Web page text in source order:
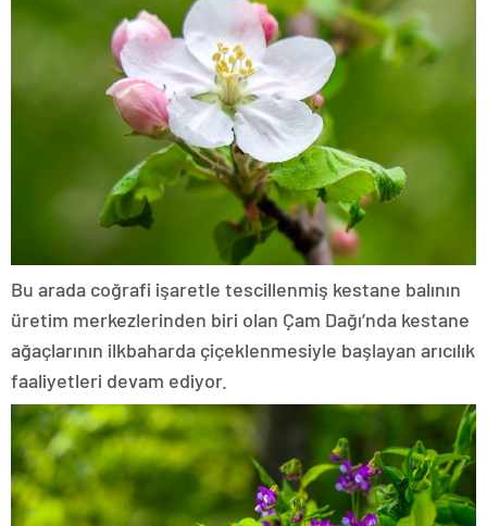
Bu arada coğrafi işaretle tescillenmiş kestane balının
üretim merkezlerinden biri olan Çam Dağı’nda kestane
ağaçlarının ilkbaharda çiçeklenmesiyle başlayan arıcılık
faaliyetleri devam ediyor.